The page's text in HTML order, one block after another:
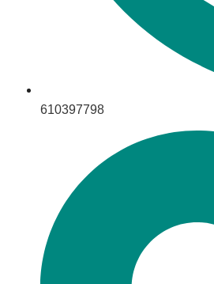
610397798